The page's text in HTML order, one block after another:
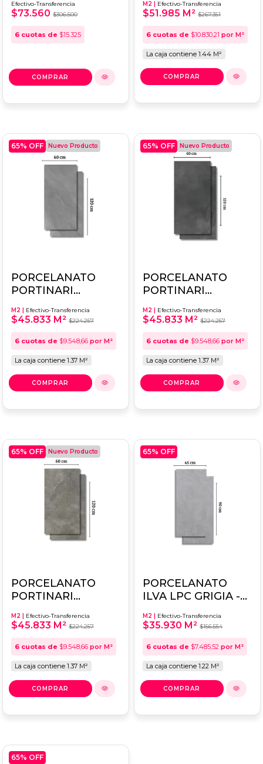
VALENCIA CREMA
Efectivo-Transferencia
$73.560 $306.500
6 cuotas de $15.325
NAT DD - 120x120
Simil Marmol
M2 | Efectivo-Transferencia
$51.985 M² $267.351
6 cuotas de $10.830,21 por M²
La caja contiene 1.44 M²
65% OFF Nuevo Producto
PORCELANATO
PORTINARI
ACT 60X120 -
SATINADO
M2 | Efectivo-Transferencia
$45.833 M² $224.257
6 cuotas de $9.548,66 por M²
La caja contiene 1.37 M²
65% OFF Nuevo Producto
PORCELANATO
PORTINARI
60x120 - NATURAL
M2 | Efectivo-Transferencia
$45.833 M² $224.257
6 cuotas de $9.548,66 por M²
La caja contiene 1.37 M²
65% OFF Nuevo Producto
PORCELANATO
PORTINARI
60x120 - SATINADO
-
M2 | Efectivo-Transferencia
$45.833 M² $224.257
6 cuotas de $9.548,66 por M²
La caja contiene 1.37 M²
65% OFF
PORCELANATO
ILVA LPC GRIGIA -
45X90
M2 | Efectivo-Transferencia
$35.930 M² $156.554
6 cuotas de $7.485,52 por M²
La caja contiene 1.22 M²
65% OFF